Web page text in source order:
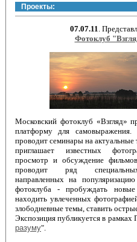
Проекты:
07.07.11.
Фотоклуб
Московский фотоклуб «Взгляд»
платформу для самовыражения.
проводит семинары на
приглашает известных
просмотр и обсуждение
проводит ряд
направленных на
фотоклуба - пробуждать новые
находить увлеченных
злободневные темы, ставить
Экспозиция публикуется в рамках
разуму".